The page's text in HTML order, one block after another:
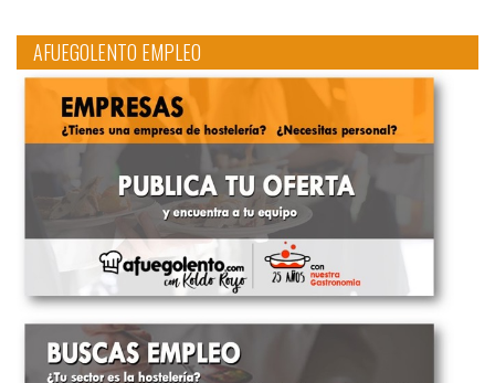
AFUEGOLENTO EMPLEO